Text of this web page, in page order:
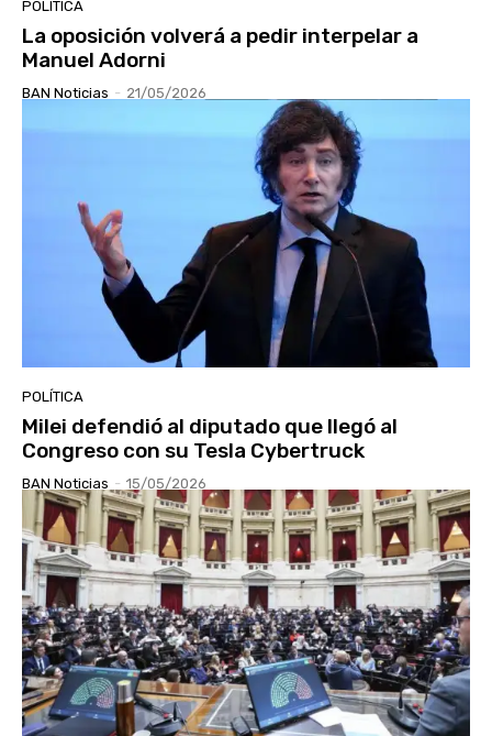
POLÍTICA
La oposición volverá a pedir interpelar a
Manuel Adorni
BAN Noticias - 21/05/2026
POLÍTICA
Milei defendió al diputado que llegó al
Congreso con su Tesla Cybertruck
BAN Noticias - 15/05/2026